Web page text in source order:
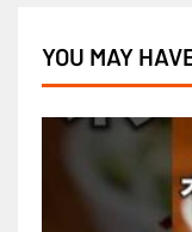
YOU MAY